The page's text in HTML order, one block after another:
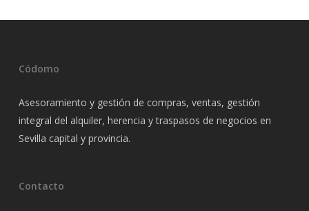
Códomo
Asesoramiento y gestión de compras, ventas, gestión
integral del alquiler, herencia y traspasos de negocios en
Sevilla capital y provincia.
Contacto